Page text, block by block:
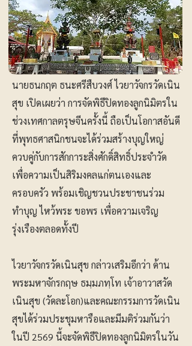
นายธนกฤต ธนะศรีสืบวงศ์ ไวยาวัจกรวัดเนิน
สุข เปิดเผยว่า การจัดพิธีปิดทองลูกนิมิตรใน
ช่วงเทศกาลตรุษจีนครั้งนี้ ถือเป็นโอกาสอันดี
ที่พุทธศาสนิกชนจะได้ร่วมสร้างบุญใหญ่
ควบคู่กับการสักการะสิ่งศักดิ์สิทธิ์ประจำวัด
เพื่อความเป็นสิริมงคลแก่ตนเองและ
ครอบครัว พร้อมเชิญชวนประชาชนร่วม
ทำบุญ ไหว้พระ ขอพร เพื่อความเจริญ
รุ่งเรืองตลอดทั้งปี
ไวยาวัจกรวัดเนินสุข กล่าวเสริมอีกว่า ด้าน
พระมหาจักรกฤษ ธมฺมภทฺโท เจ้าอาวาสวัด
เนินสุข (วัดละโอก)และคณะกรรมการวัดเนิน
สุขได้ร่วมประชุมหารือและมีมติร่วมกันว่า
ในปี 2569 นี้จะจัดพิธีปิดทองลูกนิมิตรในวัน